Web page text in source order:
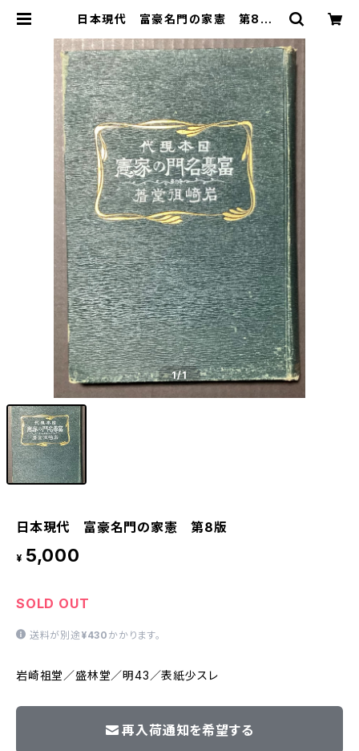
日本現代 富豪名門の家憲 第8版 |
1/1
日本現代 富豪名門の家憲 第8版
¥ 5,000
SOLD OUT
送料が別途 ¥430 かかります。
岩崎祖堂／盛林堂／明43／表紙少スレ
再入荷通知を希望する